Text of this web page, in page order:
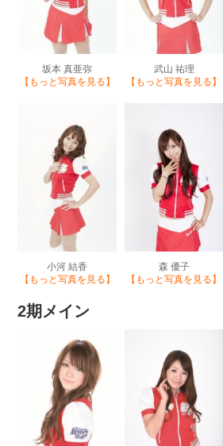
坂本 真亜弥
【もっと写真を見る】
武山 祐理
【もっと写真を見る】
小河 結香
【もっと写真を見る】
森 優子
【もっと写真を見る】
2期メイン